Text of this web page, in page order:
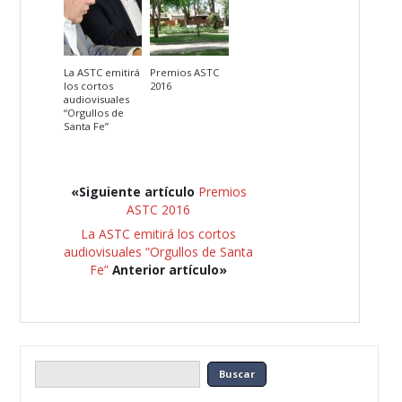
La ASTC emitirá
los cortos
audiovisuales
“Orgullos de
Santa Fe”
Premios ASTC
2016
«Siguiente artículo Premios
ASTC 2016
La ASTC emitirá los cortos
audiovisuales “Orgullos de Santa
Fe” Anterior artículo»